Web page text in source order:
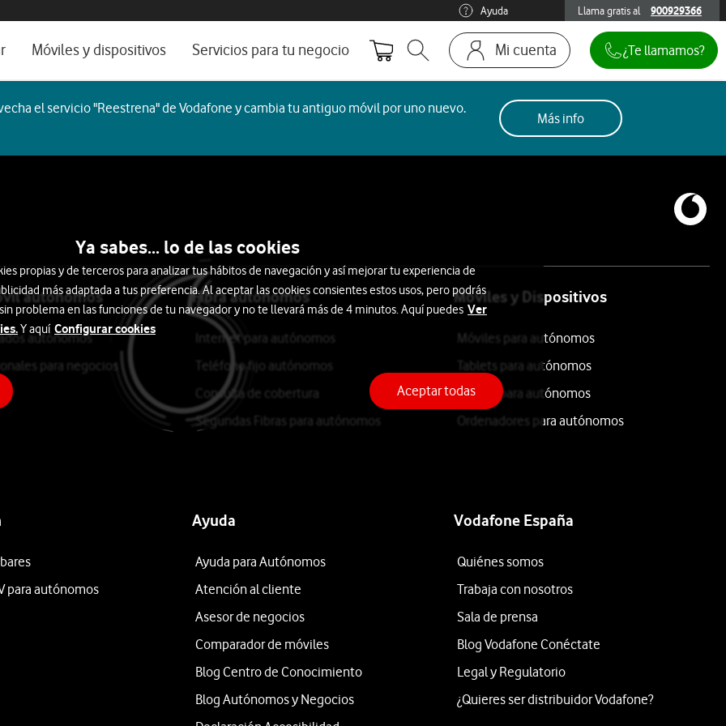
ayuda e idioma Ayuda Llama gratis al
900929366 900929366
Móviles y dispositivos
Ver todos
Servicios para tu negocio
Blog Autónomos y Negocios
Abrir buscador. Abre en ventana modal
Mi cuenta
Ir a la pagina acceso clientes
¿Te llamamos?
el servicio "Reestrena" de Vodafone y cambia tu antiguo móvil por uno nuevo.
Más info
autónomos
autónomos
para negocios
Fibra autónomos
Internet para autónomos
Teléfono fijo autónomos
Consulta de cobertura
Segundas Fibras para autónomos
Móviles y Dispositivos
Móviles para autónomos
Tablets para autónomos
iPhone para autónomos
Ordenadores para autónomos
para autónomos
Ayuda
Ayuda para Autónomos
Atención al cliente
Asesor de negocios
Comparador de móviles
Blog Centro de Conocimiento
Blog Autónomos y Negocios
Vodafone España
Quiénes somos
Trabaja con nosotros
Sala de prensa
Blog Vodafone Conéctate
Legal y Regulatorio
¿Quieres ser distribuidor Vodafone?
Ya sabes... lo de las cookies
propias y de terceros para analizar tus hábitos de navegación y así mejorar tu experiencia de
más adaptada a tus preferencia. Al aceptar las cookies consientes estos usos, pero podrás
problema en las funciones de tu navegador y no te llevará más de 4 minutos. Aquí puedes Ver
Y aquí Configurar cookies
Aceptar todas